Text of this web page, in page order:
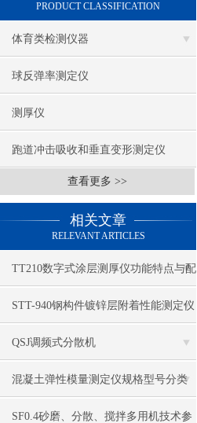
PRODUCT CLASSIFICATION
体育类检测仪器
球反弹率测定仪
测厚仪
跑道冲击吸收和垂直变形测定仪
查看更多 >>
相关文章
RELEVANT ARTICLES
TT210数字式涂层测厚仪功能特点与配
置
STT-940钢构件镀锌层附着性能测定仪
优点
QSJ调频式分散机
混凝土弹性模量测定仪规格型号分类
SF0.4砂磨、分散、搅拌多用机技术参